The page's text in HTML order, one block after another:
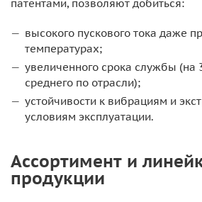
патентами, позволяют добиться:
высокого пускового тока даже
температурах;
увеличенного срока службы (на
среднего по отрасли);
устойчивости к вибрациям и
условиям эксплуатации.
Ассортимент и
продукции